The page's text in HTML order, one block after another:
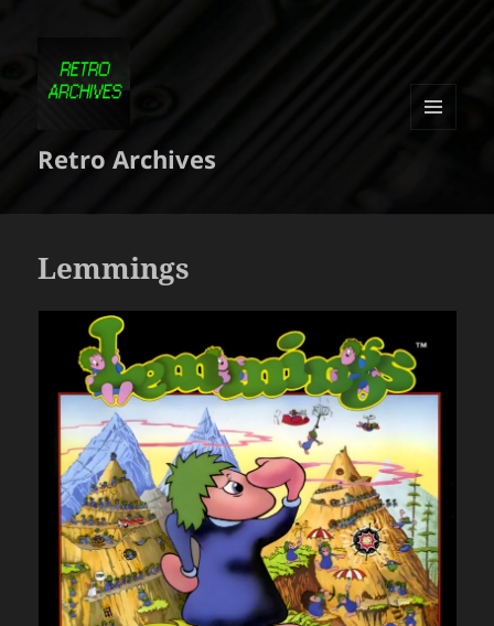
Retro Archives
Lemmings